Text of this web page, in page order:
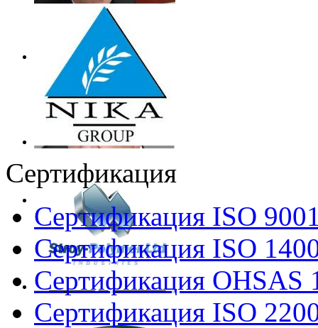
Сертификация
Сертификация ISO
Сертификация ISO
Сертификация OHSAS
Сертификация ISO